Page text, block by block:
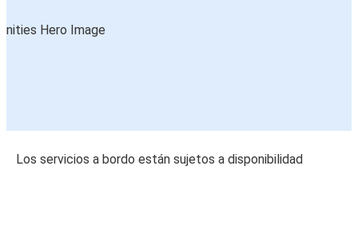
Los servicios a bordo están sujetos a disponibilidad